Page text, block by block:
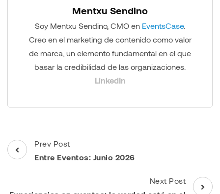
Mentxu Sendino
Soy Mentxu Sendino, CMO en EventsCase.
Creo en el marketing de contenido como valor
de marca, un elemento fundamental en el que
basar la credibilidad de las organizaciones.
LinkedIn
Post
Navigation
Prev Post
Entre Eventos: Junio 2026
Next Post